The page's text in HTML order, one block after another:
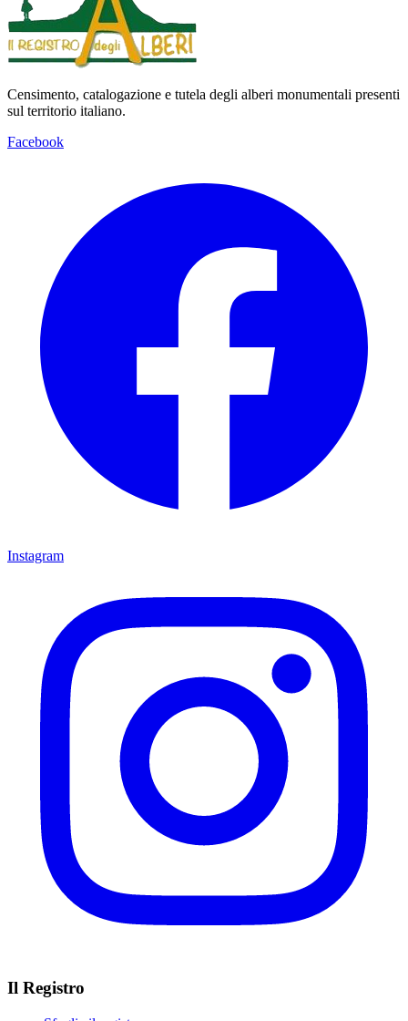
Censimento, catalogazione e tutela degli alberi monumentali presenti
sul territorio italiano.
Facebook
Instagram
Il Registro